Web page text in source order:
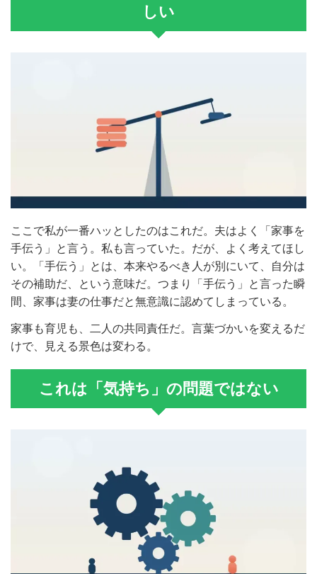
しい
ここで私が一番ハッとしたのはこれだ。夫はよく「家事を
手伝う」と言う。私も言っていた。だが、よく考えてほし
い。「手伝う」とは、本来やるべき人が別にいて、自分は
その補助だ、という意味だ。つまり「手伝う」と言った瞬
間、家事は妻の仕事だと無意識に認めてしまっている。
家事も育児も、二人の共同責任だ。言葉づかいを変えるだ
けで、見える景色は変わる。
これは「気持ち」の問題ではない